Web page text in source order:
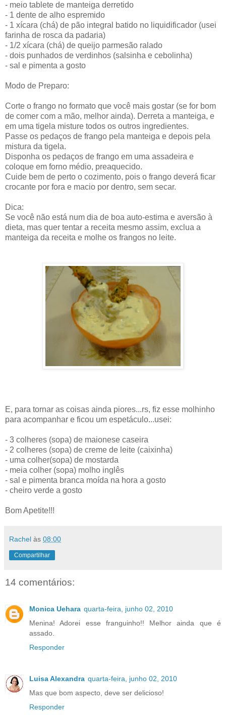
- meio tablete de manteiga derretido
- 1 dente de alho espremido
- 1 xícara (chá) de pão integral batido no liquidificador (usei
farinha de rosca da padaria)
- 1/2 xícara (chá) de queijo parmesão ralado
- dois punhados de verdinhos (salsinha e cebolinha)
- sal e pimenta a gosto
Modo de Preparo:
Corte o frango no formato que você mais gostar (se for bom
de comer com a mão, melhor ainda). Derreta a manteiga, e
em uma tigela misture todos os outros ingredientes.
Passe os pedaços de frango pela manteiga e depois pela
mistura da tigela.
Disponha os pedaços de frango em uma assadeira e
coloque em forno médio, preaquecido.
Cuide bem de perto o cozimento, pois o frango deverá ficar
crocante por fora e macio por dentro, sem secar.
Dica:
Se você não está num dia de boa auto-estima e aversão à
dieta, mas quer tentar a receita mesmo assim, exclua a
manteiga da receita e molhe os frangos no leite.
E, para tornar as coisas ainda piores...rs, fiz esse molhinho
para acompanhar e ficou um espetáculo...usei:
- 3 colheres (sopa) de maionese caseira
- 2 colheres (sopa) de creme de leite (caixinha)
- uma colher(sopa) de mostarda
- meia colher (sopa) molho inglês
- sal e pimenta branca moída na hora a gosto
- cheiro verde a gosto
Bom Apetite!!!
Rachel às 08:00
Compartilhar
14 comentários:
Monica Uehara quarta-feira, junho 02, 2010
Menina! Adorei esse franguinho!! Melhor ainda que é
assado.
Responder
Luisa Alexandra quarta-feira, junho 02, 2010
Mas que bom aspecto, deve ser delicioso!
Responder